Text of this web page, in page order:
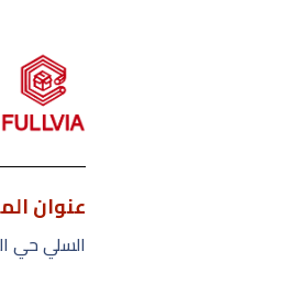
القائمة
عنوان
السلي حي